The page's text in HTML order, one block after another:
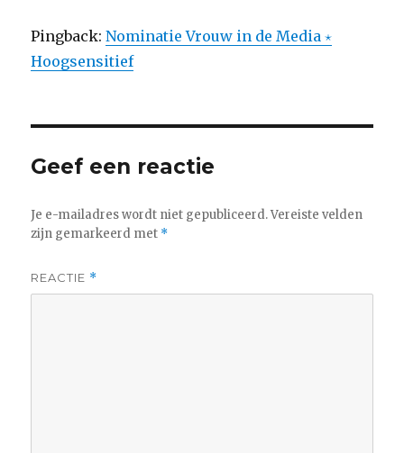
Pingback:Nominatie Vrouw in de Media ⋆
Hoogsensitief
Geef een reactie
Je e-mailadres wordt niet gepubliceerd. Vereiste velden
zijn gemarkeerd met *
REACTIE *